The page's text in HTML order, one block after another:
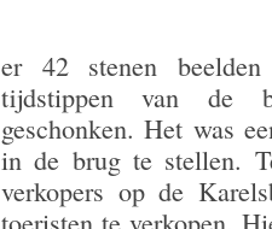
er 42 stenen
tijdstippen van de
geschonken. Het was
in de brug te stellen.
verkopers op de